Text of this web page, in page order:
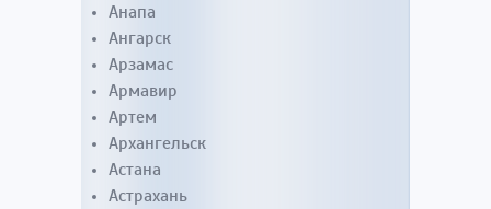
Анапа
Ангарск
Арзамас
Армавир
Артем
Архангельск
Астана
Астрахань